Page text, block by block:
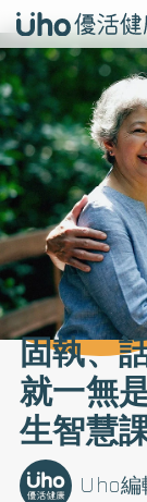
固執、
就一無
生智慧
Uho